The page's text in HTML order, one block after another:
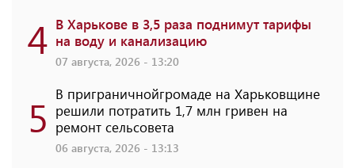
4 В Харькове в 3,5 раза поднимут тарифы
на воду и канализацию
07 августа, 2026 - 13:20
5 В приграничнойгромаде на Харьковщине
решили потратить 1,7 млн ​​гривен на
ремонт сельсовета
06 августа, 2026 - 13:13